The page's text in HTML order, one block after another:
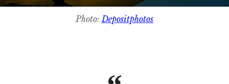
Photo:Depositphotos